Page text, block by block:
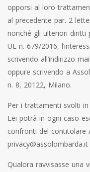
opporsi al loro
al precedente par. 2
nonché gli ulteriori diritti
UE n. 679/2016,
scrivendo all’indirizzo
oppure scrivendo a
n. 8, 20122, Milano.
Per i trattamenti svolti
Lei potrà in ogni caso
confronti del contitolare
privacy@assolombarda.it
Qualora ravvisasse una